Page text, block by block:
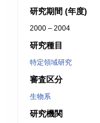
研究期間 (年度)
2000 – 2004
研究種目
特定領域研究
審査区分
生物系
研究機関